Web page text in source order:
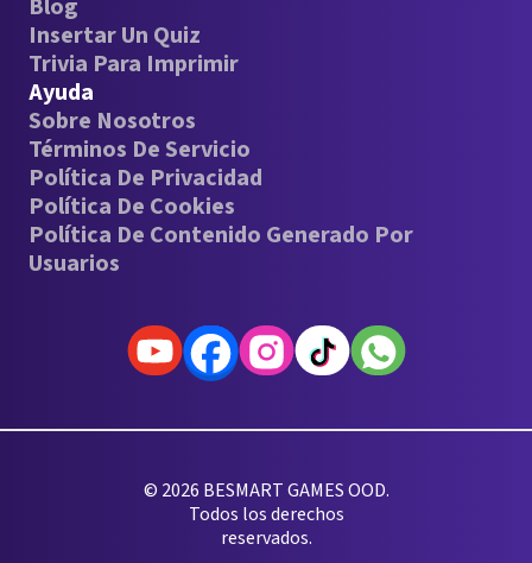
Blog
Insertar Un Quiz
Trivia Para Imprimir
Ayuda
Sobre Nosotros
Términos De Servicio
Política De Privacidad
Política De Cookies
Política De Contenido Generado Por
Usuarios
© 2026 BESMART GAMES OOD.
Todos los derechos
reservados.